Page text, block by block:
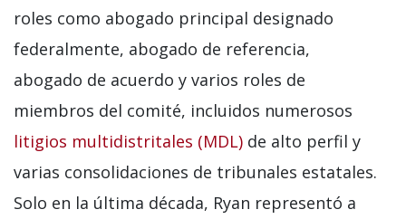
roles como abogado principal designado
federalmente, abogado de referencia,
abogado de acuerdo y varios roles de
miembros del comité, incluidos numerosos
litigios multidistritales (MDL) de alto perfil y
varias consolidaciones de tribunales estatales.
Solo en la última década, Ryan representó a